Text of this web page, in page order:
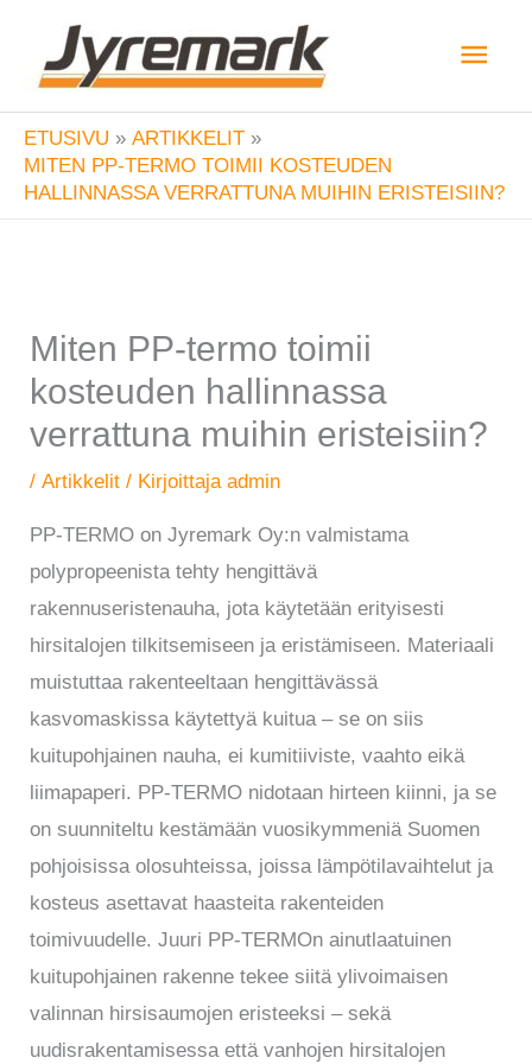
sisältöön
ETUSIVU
ARTIKKELIT
MITEN PP-TERMO TOIMII KOSTEUDEN
HALLINNASSA VERRATTUNA MUIHIN ERISTEISIIN?
Miten PP-termo toimii
kosteuden hallinnassa
verrattuna muihin eristeisiin?
/Artikkelit / Kirjoittajaadmin
PP-TERMO on Jyremark Oy:n valmistama
polypropeenista tehty hengittävä
rakennuseristenauha, jota käytetään erityisesti
hirsitalojen tilkitsemiseen ja eristämiseen. Materiaali
muistuttaa rakenteeltaan hengittävässä
kasvomaskissa käytettyä kuitua – se on siis
kuitupohjainen nauha, ei kumitiiviste, vaahto eikä
liimapaperi. PP-TERMO nidotaan hirteen kiinni, ja se
on suunniteltu kestämään vuosikymmeniä Suomen
pohjoisissa olosuhteissa, joissa lämpötilavaihtelut ja
kosteus asettavat haasteita rakenteiden
toimivuudelle. Juuri PP-TERMOn ainutlaatuinen
kuitupohjainen rakenne tekee siitä ylivoimaisen
valinnan hirsisaumojen eristeeksi – sekä
uudisrakentamisessa että vanhojen hirsitalojen